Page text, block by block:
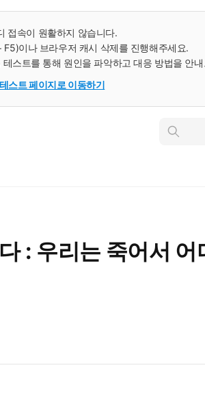
접속이 원활하지 않습니다.
F5)이나 브라우저 캐시 삭제를 진행해주세요.
스트를 통해 원인을 파악하고 대응 방법을 안
테스트 페이지로 이동하기
인
: 우리는 죽어서